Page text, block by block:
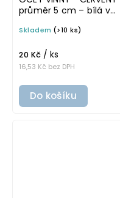
průměr 5 cm – bílá v
omyvatelná samolepka
Skladem (>10 ks)
16,53 Kč bez DPH
20 Kč / ks
Do košíku